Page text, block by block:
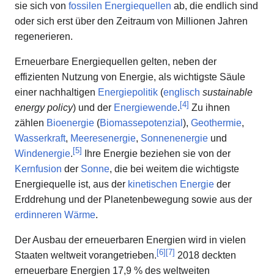
sie sich von fossilen Energiequellen ab, die endlich sind
oder sich erst über den Zeitraum von Millionen Jahren
regenerieren.
Erneuerbare Energiequellen gelten, neben der
effizienten Nutzung von Energie, als wichtigste Säule
einer nachhaltigen Energiepolitik (englisch sustainable
energy policy) und der Energiewende.[4] Zu ihnen
zählen Bioenergie (Biomassepotenzial ), Geothermie,
Wasserkraft, Meeresenergie, Sonnenenergie und
Windenergie.[5]
Ihre Energie beziehen sie von der
Kernfusion der Sonne, die bei weitem die wichtigste
Energiequelle ist, aus der kinetischen Energie der
Erddrehung und der Planetenbewegung sowie aus der
erdinneren Wärme.
Der Ausbau der erneuerbaren Energien wird in vielen
Staaten weltweit vorangetrieben.[6][7] 2018 deckten
erneuerbare Energien 17,9 % des weltweiten